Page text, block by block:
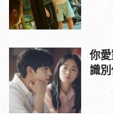
你愛
識